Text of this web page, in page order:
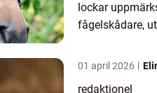
lockar
fågelskådare,
karakteristiska
01 april 2026
redaktionel